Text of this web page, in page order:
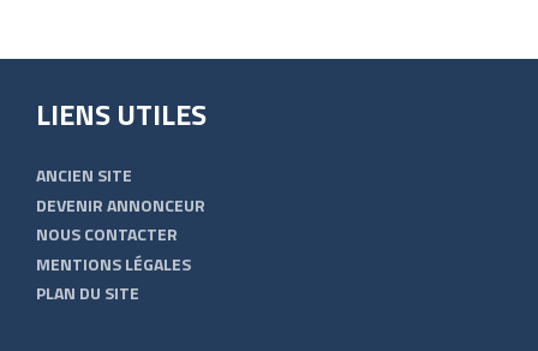
LIENS UTILES
ANCIEN SITE
DEVENIR ANNONCEUR
NOUS CONTACTER
MENTIONS LÉGALES
PLAN DU SITE